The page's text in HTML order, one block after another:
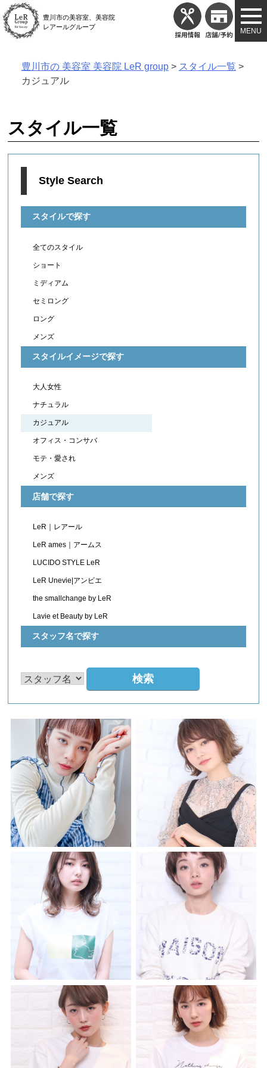
Skip
to
content
豊川市の美容室、美容院
レアールグループ
豊川市の 美容室 美容院 LeR group> スタイル一覧 >
カジュアル
スタイル一覧
Style Search
スタイルで探す
全てのスタイル
ショート
ミディアム
セミロング
ロング
メンズ
スタイルイメージで探す
大人女性
ナチュラル
カジュアル
オフィス・コンサバ
モテ・愛され
メンズ
店舗で探す
LeR｜レアール
LeR ames｜アームス
LUCIDO STYLE LeR
LeR Unevie|アンビエ
the smallchange by LeR
Lavie et Beauty by LeR
スタッフ名で探す